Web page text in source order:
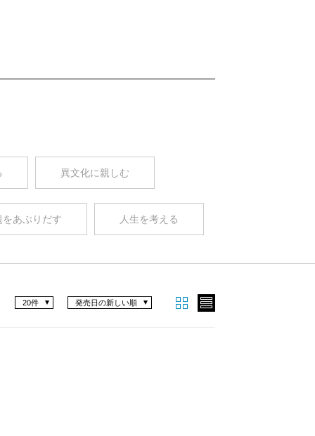
異文化に親しむ
あぶりだす 人生を考える
発売日の新しい順
20件